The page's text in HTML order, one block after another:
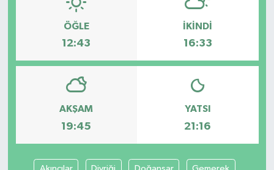
ÖĞLE
12:43
İKINDI
16:33
AKŞAM
19:45
YATSI
21:16